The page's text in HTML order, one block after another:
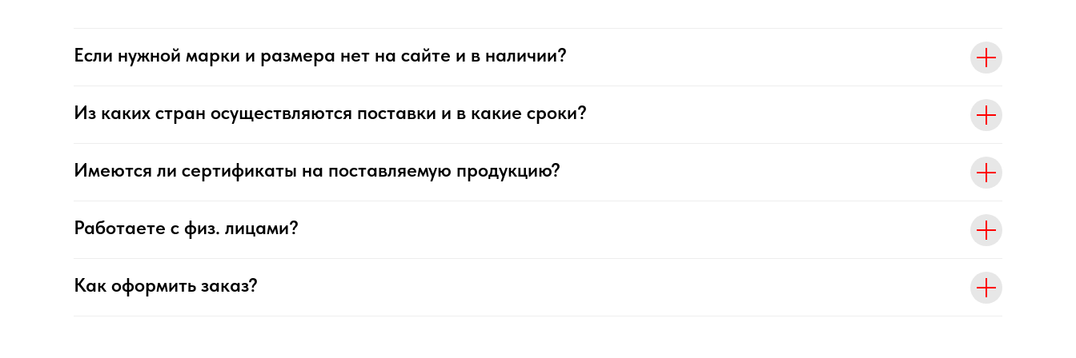
Если нужной марки и размера нет на сайте и в наличии?
Из каких стран осуществляются поставки и в какие сроки?
Имеются ли сертификаты на поставляемую продукцию?
Работаете с физ. лицами?
Как оформить заказ?